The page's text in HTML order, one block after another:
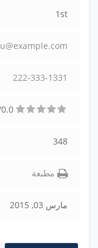
1st
u@example.com
222-333-1 331
0.0/(0 الأصوات)
348
مطبعة
مارس 03, 2015